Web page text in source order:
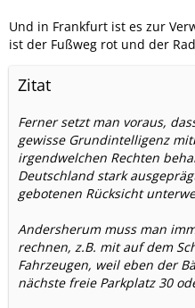
Und in Frankfurt ist es zur
ist der Fußweg rot und der
Zitat
Ferner setzt man voraus,
gewisse Grundintelligenz
irgendwelchen Rechten
Deutschland stark
gebotenen Rücksicht
Andersherum muss man
rechnen, z.B. mit auf dem
Fahrzeugen, weil eben der
nächste freie Parkplatz 30